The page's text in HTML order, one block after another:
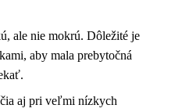
ale nie mokrú. Dôležité je
aby mala prebytočná
aj pri veľmi nízkych